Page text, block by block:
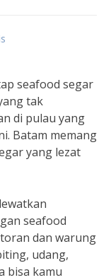
seafood segar
tak
di pulau yang
Batam memang
yang lezat
seafood
dan warung
udang,
bisa kamu